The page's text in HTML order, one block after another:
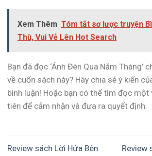
Xem Thêm Tóm tắt sơ lược truyện
Thù, Vui Vẻ Lên Hot Search
Bạn đã đọc ‘Ánh Đèn Qua Năm Tháng’
về cuốn sách này? Hãy chia sẻ ý kiến
bình luận! Hoặc bạn có thể tìm đọc một
tiên để cảm nhận và đưa ra quyết định.
Review sách Lời Hứa Bên
Review